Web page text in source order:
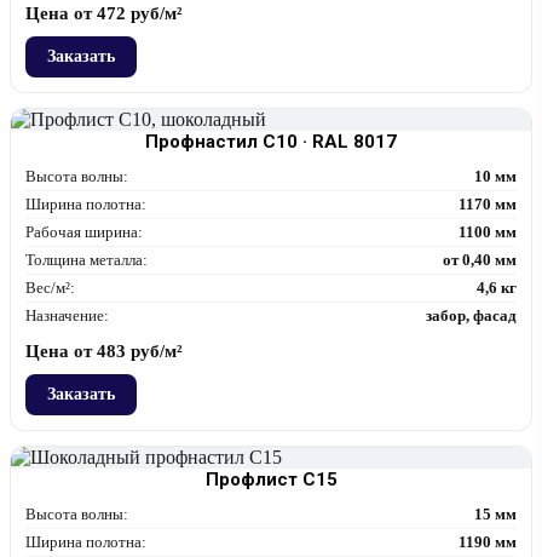
Цена от472 руб/м²
Заказать
Профнастил С10 · RAL 8017
Высота волны:
10 мм
Ширина полотна:
1170 мм
Рабочая ширина:
1100 мм
Толщина металла:
от 0,40 мм
Вес/м²:
4,6 кг
Назначение:
забор, фасад
Цена от483 руб/м²
Заказать
Профлист С15
Высота волны:
15 мм
Ширина полотна:
1190 мм